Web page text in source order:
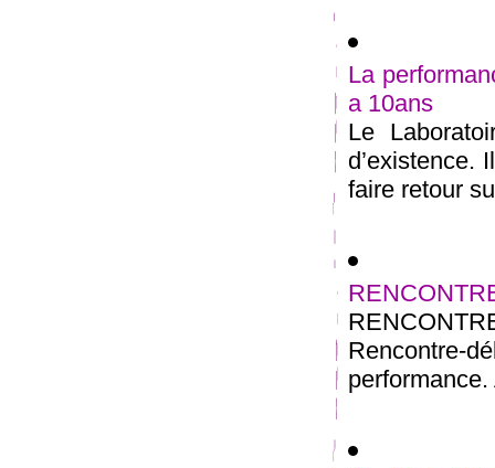
La
a 10ans
Le
d’existence.
faire retour
Rencontre-